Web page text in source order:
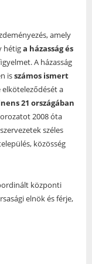
amely
hétiga házasság és
A házasság
isszámos ismert
a
21 országában
2008 óta
széles
közösség
központi
elnök és férje,